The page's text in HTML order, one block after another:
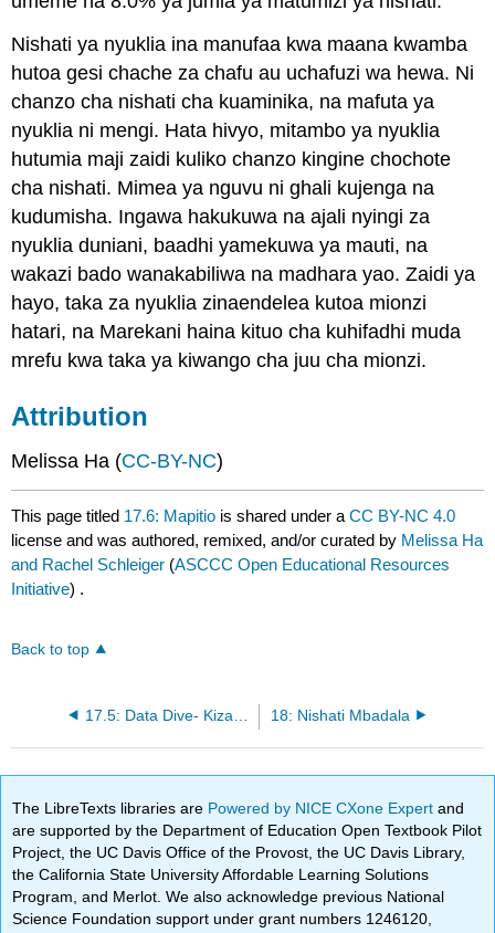
Nishati ya nyuklia ina manufaa kwa maana kwamba
hutoa gesi chache za chafu au uchafuzi wa hewa. Ni
chanzo cha nishati cha kuaminika, na mafuta ya
nyuklia ni mengi. Hata hivyo, mitambo ya nyuklia
hutumia maji zaidi kuliko chanzo kingine chochote
cha nishati. Mimea ya nguvu ni ghali kujenga na
kudumisha. Ingawa hakukuwa na ajali nyingi za
nyuklia duniani, baadhi yamekuwa ya mauti, na
wakazi bado wanakabiliwa na madhara yao. Zaidi ya
hayo, taka za nyuklia zinaendelea kutoa mionzi
hatari, na Marekani haina kituo cha kuhifadhi muda
mrefu kwa taka ya kiwango cha juu cha mionzi.
Attribution
Melissa Ha (CC-BY-NC)
This page titled 17.6: Mapitio is shared under aCC BY-NC 4.0
license and was authored, remixed, and/or curated by Melissa Ha
and Rachel Schleiger (ASCCC Open Educational Resources
Initiative) .
Back to top
18: Nishati Mbadala
The LibreTexts libraries are Powered by NICE CXone Expertand
are supported by the Department of Education Open Textbook Pilot
Project, the UC Davis Office of the Provost, the UC Davis Library,
the California State University Affordable Learning Solutions
Program, and Merlot. We also acknowledge previous National
Science Foundation support under grant numbers 1246120,